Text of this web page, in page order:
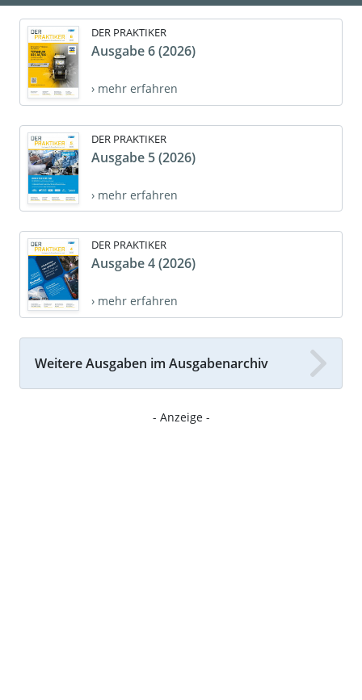
DER PRAKTIKER
Ausgabe 6 (2026)
› mehr erfahren
DER PRAKTIKER
Ausgabe 5 (2026)
› mehr erfahren
DER PRAKTIKER
Ausgabe 4 (2026)
› mehr erfahren
Weitere Ausgaben im Ausgabenarchiv
- Anzeige -